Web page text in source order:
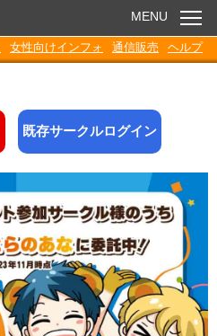
お知らせ
電子書籍
Q&A
各種ダウンロード
MENU
女性向けインフォ 通信販売 ヘルプ
既存サークルログイン